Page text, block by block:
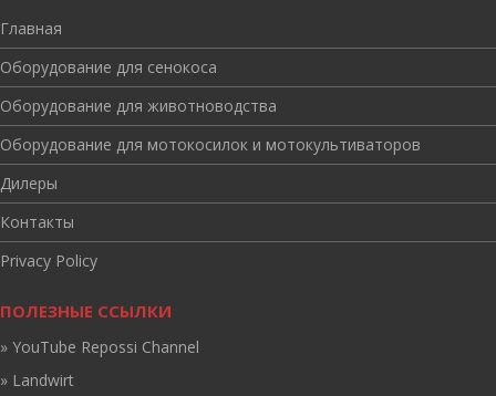
Главная
Оборудование для сенокоса
Оборудование для животноводства
Оборудование для мотокосилок и мотокультиваторов
Дилеры
Контакты
Privacy Policy
ПОЛЕЗНЫЕ ССЫЛКИ
» YouTube Repossi Channel
» Landwirt